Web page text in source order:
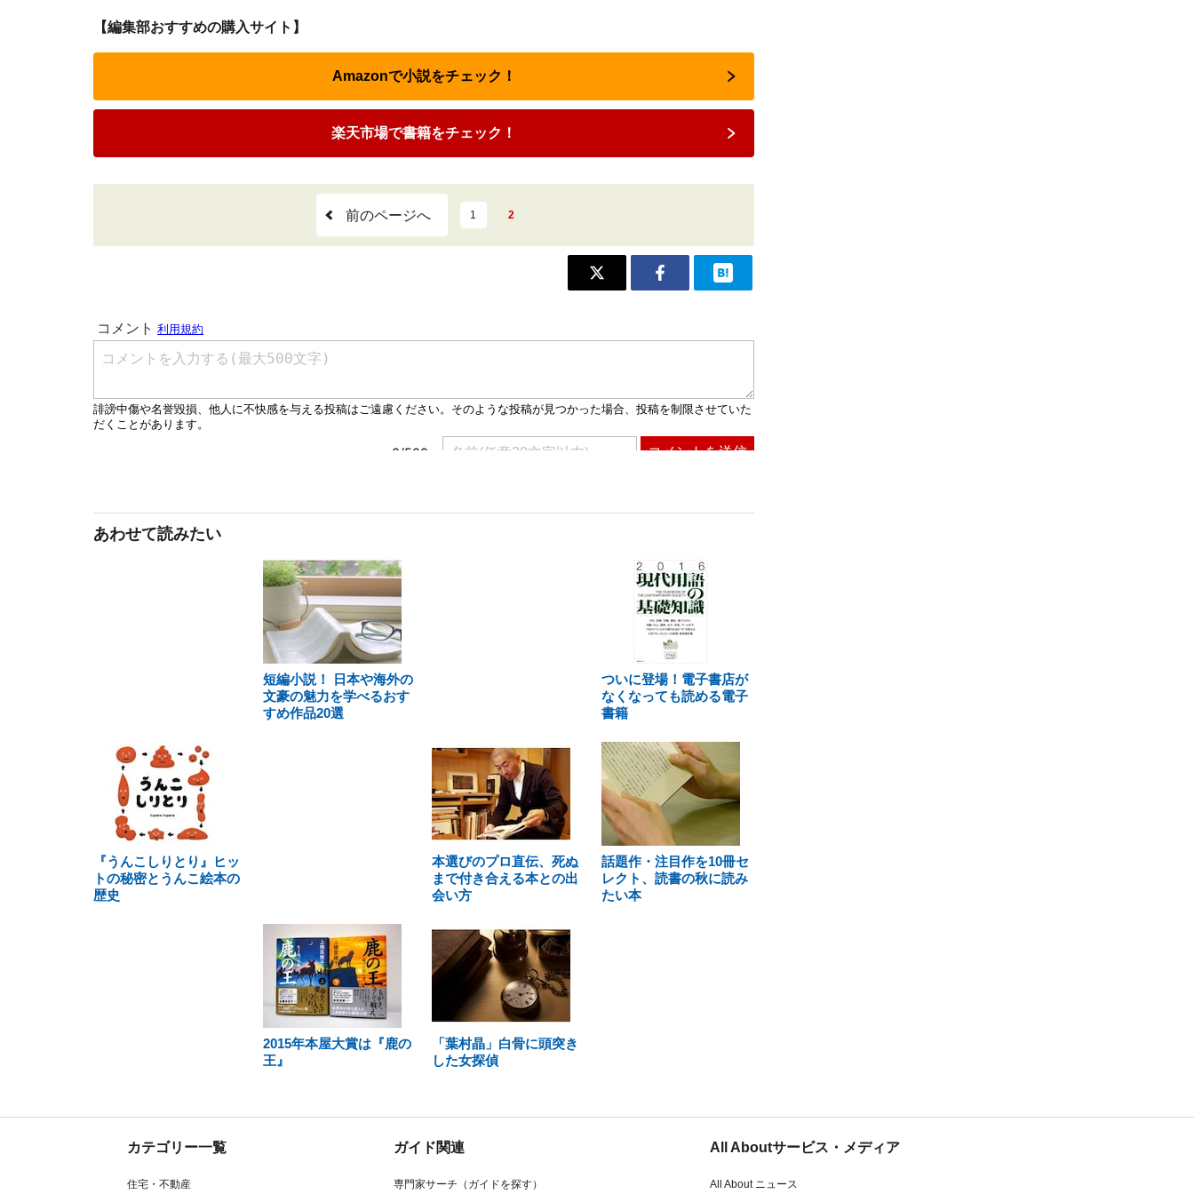
【編集部おすすめの購入サイト】
Amazonで小説をチェック！
楽天市場で書籍をチェック！
前のページへ 1 2
あわせて読みたい
短編小説！ 日本や海外の
文豪の魅力を学べるおす
すめ作品20選
ついに登場！電子書店が
なくなっても読める電子
書籍
『うんこしりとり』ヒッ
トの秘密とうんこ絵本の
歴史
本選びのプロ直伝、死ぬ
まで付き合える本との出
会い方
話題作・注目作を10冊セ
レクト、読書の秋に読み
たい本
2015年本屋大賞は『鹿の
王』
「葉村晶」白骨に頭突き
した女探偵
カテゴリー一覧
住宅・不動産
ガイド関連
専門家サーチ（ガイドを探す）
All Aboutサービス・メディア
All About ニュース